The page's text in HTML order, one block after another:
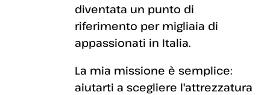
diventata un punto di
riferimento per migliaia di
appassionati in Italia.
La mia missione è semplice:
aiutarti a scegliere l'attrezzatura